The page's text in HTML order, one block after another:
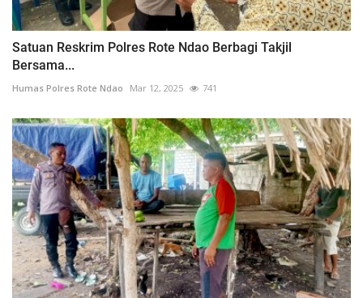
Satuan Reskrim Polres Rote Ndao Berbagi Takjil
Bersama...
Humas Polres Rote Ndao Mar 12, 2025 741